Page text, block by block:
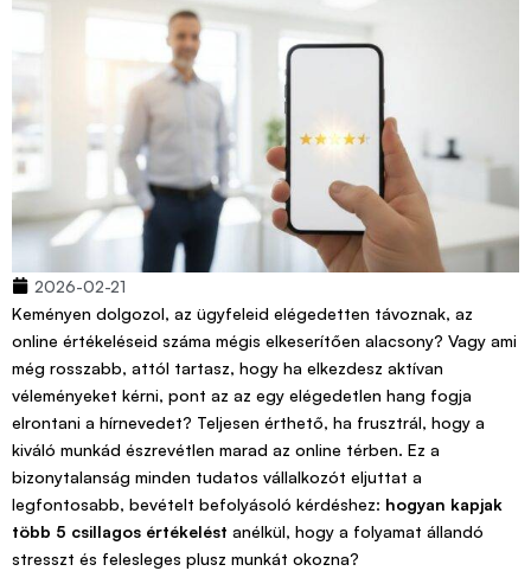
2026-02-21
Keményen dolgozol, az ügyfeleid elégedetten távoznak, az
online értékeléseid száma mégis elkeserítően alacsony? Vagy ami
még rosszabb, attól tartasz, hogy ha elkezdesz aktívan
véleményeket kérni, pont az az egy elégedetlen hang fogja
elrontani a hírnevedet? Teljesen érthető, ha frusztrál, hogy a
kiváló munkád észrevétlen marad az online térben. Ez a
bizonytalanság minden tudatos vállalkozót eljuttat a
legfontosabb, bevételt befolyásoló kérdéshez: hogyan kapjak
több 5 csillagos értékelést anélkül, hogy a folyamat állandó
stresszt és felesleges plusz munkát okozna?